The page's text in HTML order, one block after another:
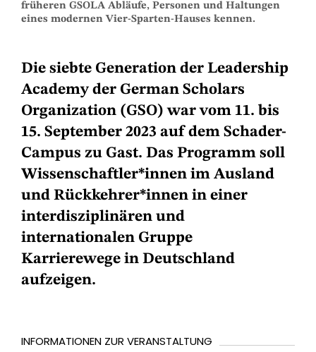
früheren GSOLA Abläufe, Personen und Haltungen
eines modernen Vier-Sparten-Hauses kennen.
Die siebte Generation der Leadership
Academy der German Scholars
Organization (GSO) war vom 11. bis
15. September 2023 auf dem Schader-
Campus zu Gast. Das Programm soll
Wissenschaftler*innen im Ausland
und Rückkehrer*innen in einer
interdisziplinären und
internationalen Gruppe
Karrierewege in Deutschland
aufzeigen.
INFORMATIONEN ZUR VERANSTALTUNG